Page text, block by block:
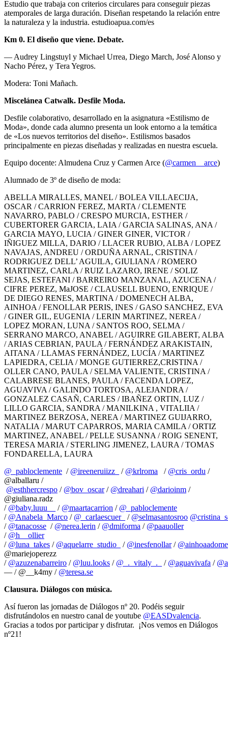
Estudio que trabaja con criterios circulares para conseguir piezas
atemporales de larga duración. Diseñan respetando la relación entre
la naturaleza y la industria. estudioapua.com/es
Km 0. El diseño que viene. Debate.
— Audrey Lingstuyl y Michael Urrea, Diego March, José Alonso y
Nacho Pérez, y Tera Yegros.
Modera: Toni Mañach.
Miscelánea Catwalk. Desfile Moda.
Desfile colaborativo, desarrollado en la asignatura «Estilismo de
Moda», donde cada alumno presenta un look entorno a la temática
de «Los nuevos territorios del diseño». Estilismos basados
principalmente en piezas diseñadas y realizadas en nuestra escuela.
Equipo docente: Almudena Cruz y Carmen Arce (@carmen__arce)
Alumnado de 3º de diseño de moda:
ABELLA MIRALLES, MANEL / BOLEA VILLAECIJA,
OSCAR / CARRION FEREZ, MARTA / CLEMENTE
NAVARRO, PABLO / CRESPO MURCIA, ESTHER /
CUBERTORER GARCIA, LAIA / GARCIA SALINAS, ANA /
GARCIA MAYO, LUCIA / GINER GINER, VICTOR /
IÑIGUEZ MILLA, DARIO / LLACER RUBIO, ALBA / LOPEZ
NAVAJAS, ANDREU / ORDUÑA ARNAL, CRISTINA /
RODRIGUEZ DELL’ AGUILA, GIULIANA / ROMERO
MARTINEZ, CARLA / RUIZ LAZARO, IRENE / SOLIZ
SEJAS, ESTEFANI / BARREIRO MANZANAL, AZUCENA /
CIFRE PEREZ, MaJOSE / CLAUSELL BUENO, ENRIQUE /
DE DIEGO RENES, MARTINA / DOMENECH ALBA,
AINHOA / FENOLLAR PERIS, INES / GASO SANCHEZ, EVA
/ GINER GIL, EUGENIA / LERIN MARTINEZ, NEREA /
LOPEZ MORAN, LUNA / SANTOS ROO, SELMA /
SERRANO MARCO, ANABEL / AGUIRRE GILABERT, ALBA
/ ARIAS CEBRIAN, PAULA / FERNÁNDEZ ARAKISTAIN,
AITANA / LLAMAS FERNÁNDEZ, LUCÍA / MARTINEZ
LAPIEDRA, CELIA / MONGE GUTIERREZ,CRISTINA /
OLLER CANO, PAULA / SELMA VALIENTE, CRISTINA /
CALABRESE BLANES, PAULA / FACENDA LOPEZ,
AGUAVIVA / GALINDO TORTOSA, ALEJANDRA /
GONZALEZ CASAÑ, CARLES / IBAÑEZ ORTIN, LUZ /
LILLO GARCIA, SANDRA / MANILKINA , VITALIIA /
MARTINEZ BERZOSA, NEREA / MARTINEZ GUIJARRO,
NATALIA / MARUT CAPARROS, MARIA CAMILA / ORTIZ
MARTINEZ, ANABEL / PELLE SUSANNA / ROIG SENENT,
TERESA MARIA / STERLING JIMENEZ, LAURA / TOMAS
FONDARELLA, LAURA
@_pabloclemente / @ireeneruiizz_ / @krlroma / @cris_ordu /
@alballaru /
@esthhercrespo / @bov_oscar/ @dreahari / @darioinm /
@giuliana.radz
/ @baby.luuu__ / @maartacarrion / @_pabloclemente
/ @Anabela_Marco / @_carlaescuer_ / @selmasantosroo
/ @tanacosse / @nerea.lerin / @dmiforma / @paauoller
/ @h__ollier
/ @luna_takes / @aquelarre_studio_ / @inesfenollar/
@mariejoperezz
/ @azuzenabarreiro / @luu.looks / @_._vitaly_._ / @aguavivafa /
— / @__k4my / @teresa.se
Clausura. Diálogos con música.
Así fueron las jornadas de Diálogos nº 20. Podéis seguir
disfrutándolos en nuestro canal de youtube @EASDvalencia.
Gracias a todos por participar y disfrutar. ¡Nos vemos en Diálogos
nº21!